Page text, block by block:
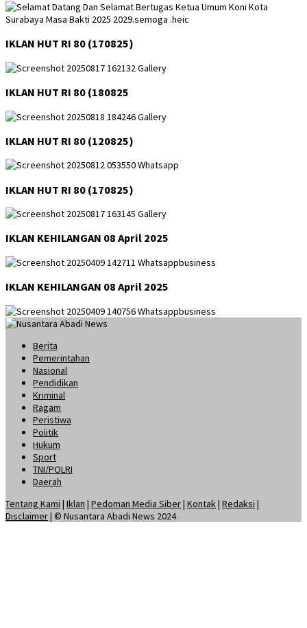
IKLAN HUT RI 80 (170825)
IKLAN HUT RI 80 (180825
IKLAN HUT RI 80 (120825)
IKLAN HUT RI 80 (170825)
IKLAN KEHILANGAN 08 April 2025
IKLAN KEHILANGAN 08 April 2025
Berita
Pemerintahan
Nasional
Pendidikan
Kriminal
Ragam
Peristiwa
Politik
Hukum
Sport
TNI/POLRI
Daerah
Tentang Kami | Iklan | Pedoman Media Siber| Kontak | Redaksi |
Disclaimer| © Nusantara Abadi News 2024